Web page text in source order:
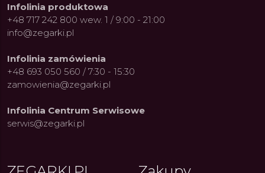
Infolinia produktowa
+48 717 242 800 wew. 1 / 9:00 - 21:00
info@zegarki.pl
Infolinia zamówienia
+48 693 050 560 / 7:30 - 15:30
zamowienia@zegarki.pl
Infolinia Centrum Serwisowe
serwis@zegarki.pl